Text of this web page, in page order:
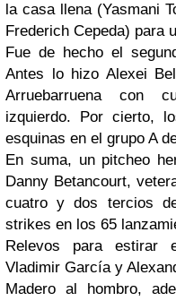
la casa llena (Yasmani
Frederich Cepeda) para
Fue de hecho el
Antes lo hizo Alexei
Arruebarruena con
izquierdo. Por cierto,
esquinas en el grupo A
En suma, un pitcheo
Danny Betancourt,
cuatro y dos tercios
strikes en los 65
Relevos para estirar
Vladimir García y
Madero al hombro,